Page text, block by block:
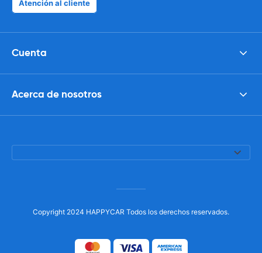
Atención al cliente
Cuenta
Acerca de nosotros
Copyright 2024 HAPPYCAR Todos los derechos reservados.